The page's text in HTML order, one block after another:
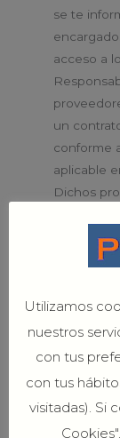
se te
acceso a
un
conforme
aplicable
Dichos
Privacy
5.-
Como
tus datos
obtener
Utilizamos
nuestros
con tus
con tus
visitadas). Si